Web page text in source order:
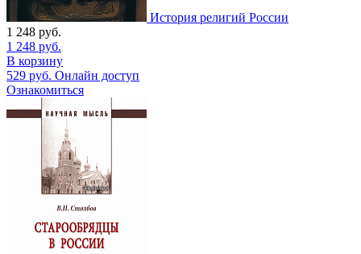
История религий России
1 248 руб.
1 248 руб.
В корзину
529 руб. Онлайн доступ
Ознакомиться